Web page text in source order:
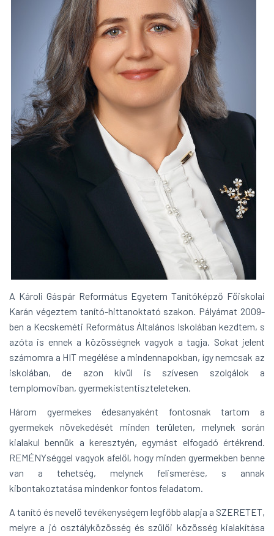
A Károli Gáspár Református Egyetem Tanítóképző Főiskolai
Karán végeztem tanító-hittanoktató szakon. Pályámat 2009-
ben a Kecskeméti Református Általános Iskolában kezdtem, s
azóta is ennek a közösségnek vagyok a tagja. Sokat jelent
számomra a HIT megélése a mindennapokban, így nemcsak az
iskolában, de azon kívül is szívesen szolgálok a
templomoviban, gyermekistentiszteleteken.
Három gyermekes édesanyaként fontosnak tartom a
gyermekek növekedését minden területen, melynek során
kialakul bennük a keresztyén, egymást elfogadó értékrend.
REMÉNYséggel vagyok afelől, hogy minden gyermekben benne
van a tehetség, melynek felismerése, s annak
kibontakoztatása mindenkor fontos feladatom.
A tanító és nevelő tevékenységem legfőbb alapja a SZERETET,
melyre a jó osztályközösség és szülői közösség kialakítása